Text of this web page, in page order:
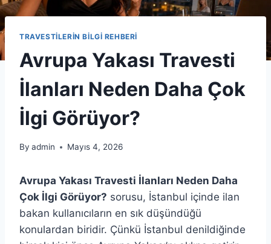
TRAVESTILERIN BILGI REHBERI
Avrupa Yakası Travesti
İlanları Neden Daha Çok
İlgi Görüyor?
By admin Mayıs 4, 2026
Avrupa Yakası Travesti İlanları Neden Daha
Çok İlgi Görüyor? sorusu, İstanbul içinde ilan
bakan kullanıcıların en sık düşündüğü
konulardan biridir. Çünkü İstanbul denildiğinde